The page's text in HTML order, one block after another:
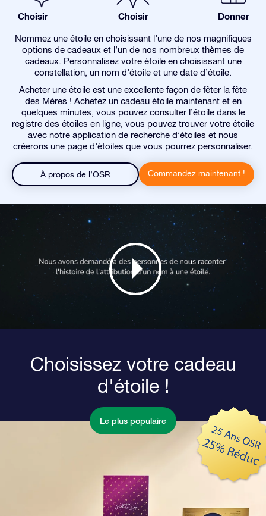
Choisir Choisir Donner
Nommez une étoile en choisissant l’une de nos magnifiques
options de cadeaux et l’un de nos nombreux thèmes de
cadeaux. Personnalisez votre étoile en choisissant une
constellation, un nom d’étoile et une date d’étoile.
Acheter une étoile est une excellente façon de fêter la fête
des Mères ! Achetez un cadeau étoile maintenant et en
quelques minutes, vous pouvez consulter l’étoile dans le
registre des étoiles en ligne, vous pouvez trouver votre étoile
avec notre application de recherche d’étoiles et nous
créerons une page d’étoiles que vous pourrez personnaliser.
À propos de l’OSR Commandez maintenant !
Choisissez votre cadeau
d'étoile !
Le plus populaire